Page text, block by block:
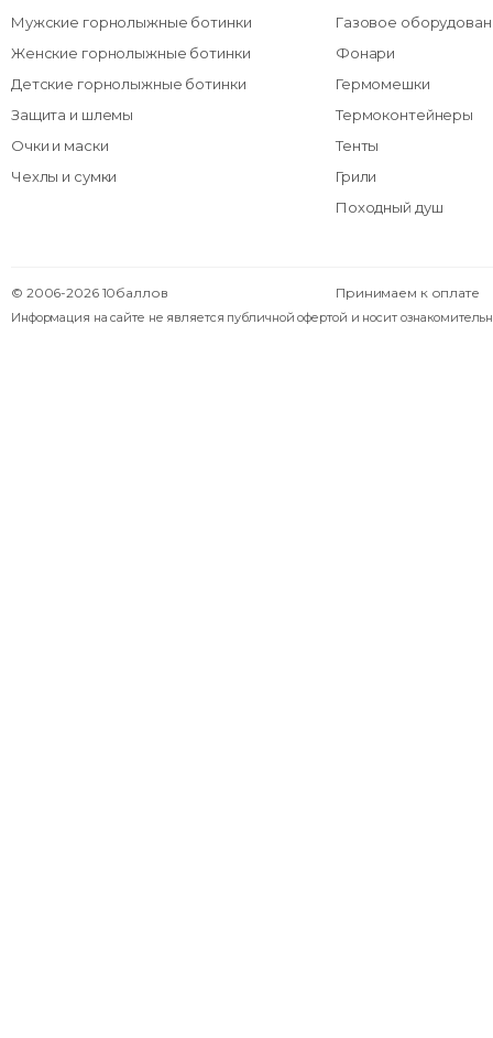
Мужские горнолыжные ботинки
Женские горнолыжные ботинки
Детские горнолыжные ботинки
Защита и шлемы
Очки и маски
Чехлы и сумки
Газовое
Фонари
Гермомешки
Термоконтейнеры
Тенты
Грили
Походный душ
© 2006-2026 10баллов Принимаем к оплате
Информация на сайте не является публичной офертой и носит